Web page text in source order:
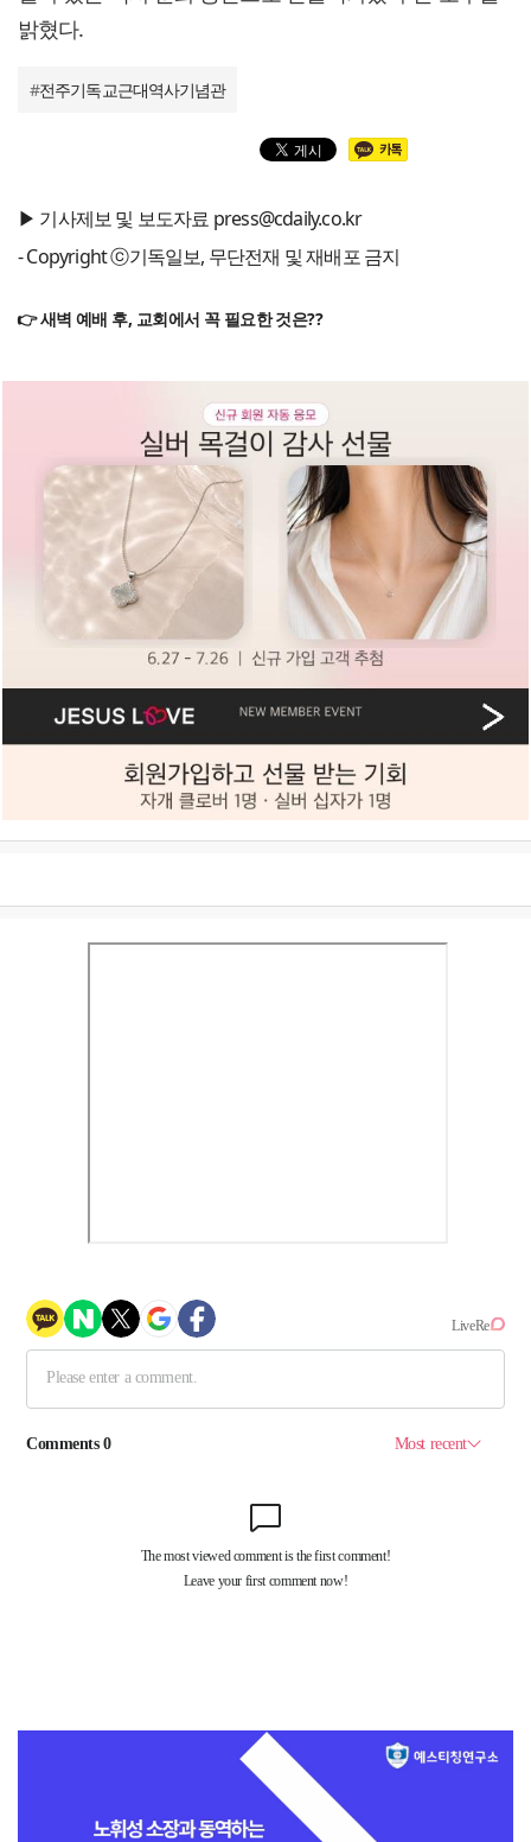
밝혔다.
#전주기독교근대역사기념관
▶ 기사제보 및 보도자료 press@cdaily.co.kr
- Copyright ⓒ기독일보, 무단전재 및 재배포 금지
👉 새벽 예배 후, 교회에서 꼭 필요한 것은??